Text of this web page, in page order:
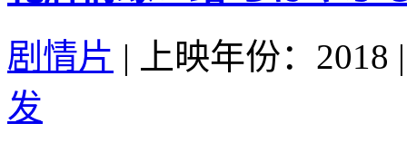
剧情片 | 上映年份：2018 |
发